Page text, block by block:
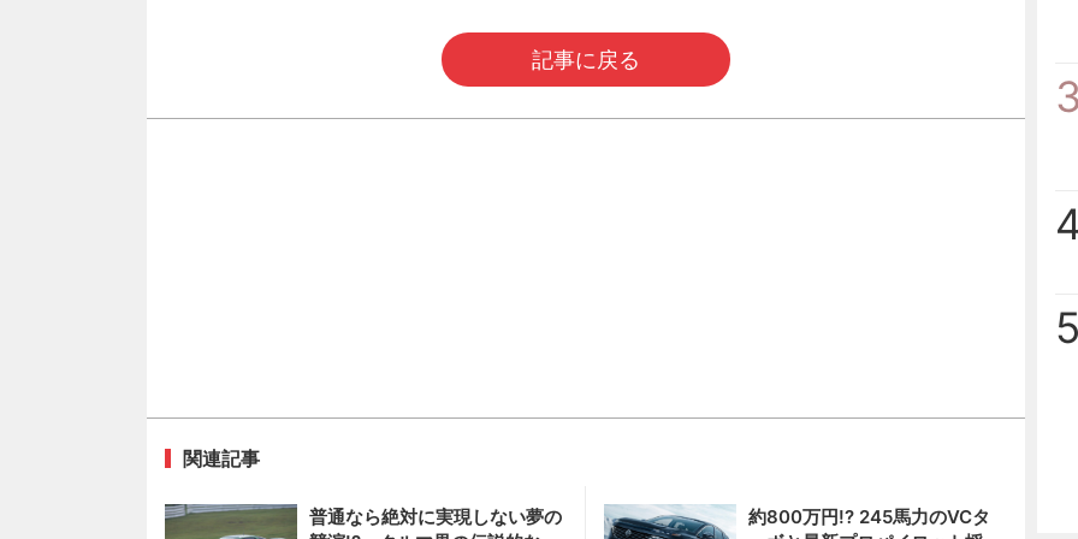
記事に戻る
関連記事
普通なら絶対に実現しない夢の
約800万円!? 245馬力のVCタ